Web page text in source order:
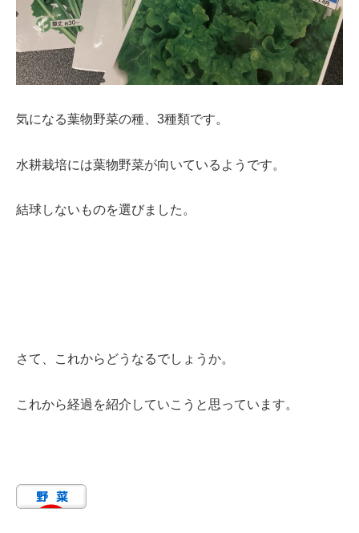
気になる葉物野菜の種、3種類です。
水耕栽培には葉物野菜が向いているようです。
結球しないものを選びました。
さて、これからどうなるでしょうか。
これから経過を紹介していこうと思っています。